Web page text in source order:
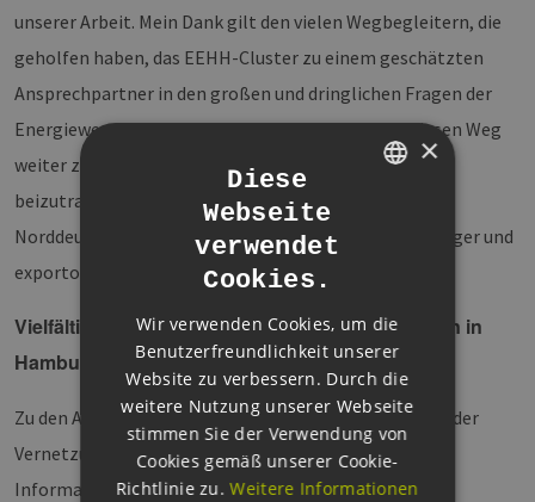
unserer Arbeit. Mein Dank gilt den vielen Wegbegleitern, die
geholfen haben, das EEHH-Cluster zu einem geschätzten
Ansprechpartner in den großen und dringlichen Fragen der
Energiewende zu machen. Wir freuen uns darauf, diesen Weg
weiter zu beschreiten und mit unserer Arbeit dazu
beizutragen, die Metropolregion Hamburg und
Norddeutschland sauberer, nachhaltiger, zukunftsfähiger und
exportorientierter zu machen.“
Vielfältiger Einsatz für die Erneuerbaren Energien in
Hamburg
Zu den Aufgaben des Clusters zählt seit jeher – neben der
Vernetzung der Branchenakteure untereinander – die
Information und Förderung seiner Mitglieder. Die
×
Diese
Webseite
verwendet
Cookies.
Wir verwenden Cookies, um die
Benutzerfreundlichkeit unserer
Website zu verbessern. Durch die
weitere Nutzung unserer Webseite
stimmen Sie der Verwendung von
Cookies gemäß unserer Cookie-
Richtlinie zu. Weitere Informationen